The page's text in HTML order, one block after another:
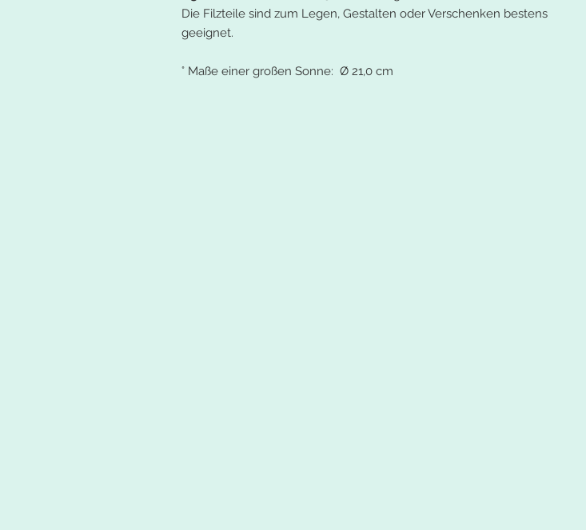
Die Filzteile sind zum Legen, Gestalten oder Verschenken bestens
geeignet.
° Maße einer großen Sonne: Ø 21,0 cm